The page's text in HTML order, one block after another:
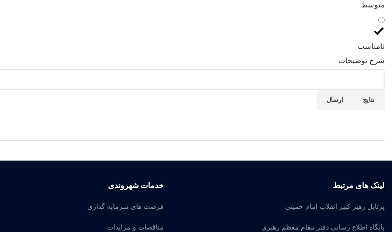
متوسط
نامناسب
شرح توضیحات
نتایج ارسال
لینک های مرتبط
پرتابل رهبر کبیر انقلاب امام خمینی
پایگاه اطلاع رسانی دفتر مقام معظم رهبری
خدمات شهروندی
فرصت های سرمایه گذاری
مناقصات و مزایدات